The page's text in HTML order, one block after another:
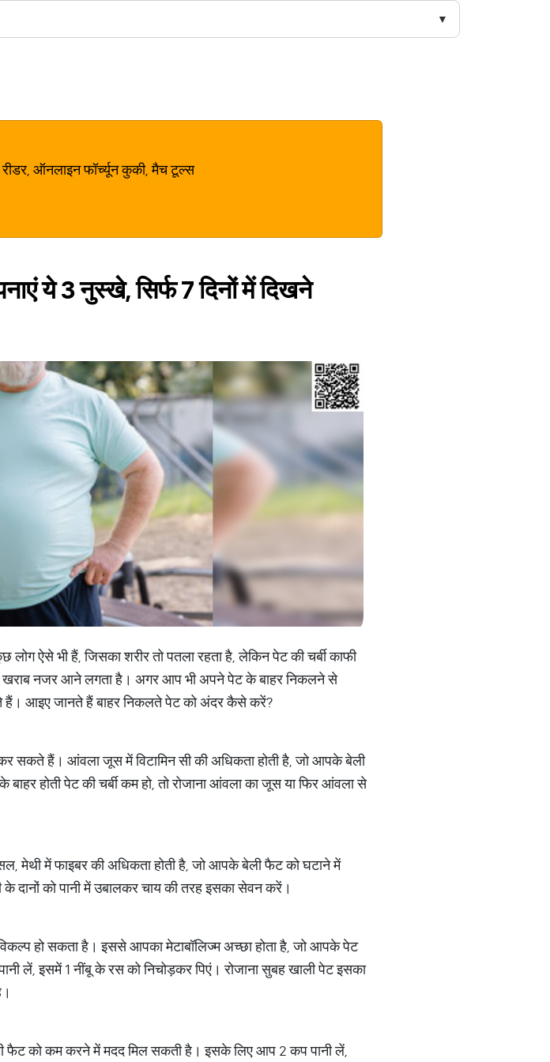
ऑनलाइन फॉर्च्यून कुकी, मैच टूल्स
ये 3 नुस्खे, सिर्फ 7 दिनों में दिखने
ऐसे भी हैं, जिसका शरीर तो पतला रहता है, लेकिन पेट की चर्बी काफी
खराब नजर आने लगता है। अगर आप भी अपने पेट के बाहर निकलने से
हैं। आइए जानते हैं बाहर निकलते पेट को अंदर कैसे करें?
सकते हैं। आंवला जूस में विटामिन सी की अधिकता होती है, जो आपके बेली
होती पेट की चर्बी कम हो, तो रोजाना आंवला का जूस या फिर आंवला से
में फाइबर की अधिकता होती है, जो आपके बेली फैट को घटाने में
दानों को पानी में उबालकर चाय की तरह इसका सेवन करें।
हो सकता है। इससे आपका मेटाबॉलिज्म अच्छा होता है, जो आपके पेट
लें, इसमें 1 नींबू के रस को निचोड़कर पिएं। रोजाना सुबह खाली पेट इसका
को कम करने में मदद मिल सकती है। इसके लिए आप 2 कप पानी लें,